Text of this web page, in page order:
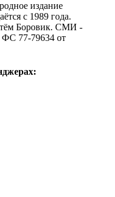
издание
с 1989 года.
Боровик. CМИ -
ФС 77-79634 от